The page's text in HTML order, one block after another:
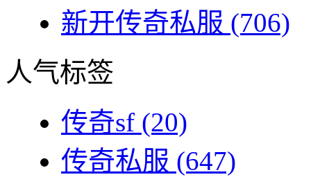
新开传奇私服 (706)
人气标签
传奇sf (20)
传奇私服 (647)